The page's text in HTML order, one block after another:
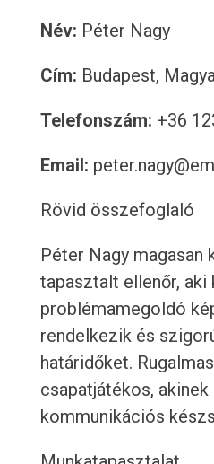
Név: Péter Nagy
Cím: Budapest,
Telefonszám: +36
Email:
Rövid összefoglaló
Péter Nagy magasan
tapasztalt ellenőr, aki
problémamegoldó
rendelkezik és
határidőket.
csapatjátékos,
kommunikációs